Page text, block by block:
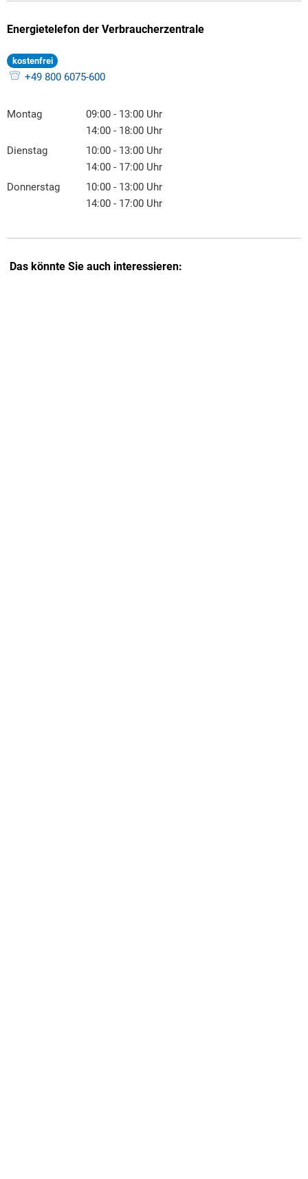
Energietelefon der Verbraucherzentrale
kostenfrei
+49 800 6075-600
Montag 09:00 - 13:00 Uhr
Von 09:00 bis 13:00 Uhr
14:00 - 18:00 Uhr
Von 14:00 bis 18:00 Uhr
Dienstag 10:00 - 13:00 Uhr
Von 10:00 bis 13:00 Uhr
14:00 - 17:00 Uhr
Von 14:00 bis 17:00 Uhr
Donnerstag 10:00 - 13:00 Uhr
Von 10:00 bis 13:00 Uhr
14:00 - 17:00 Uhr
Das könnte Sie auch interessieren: